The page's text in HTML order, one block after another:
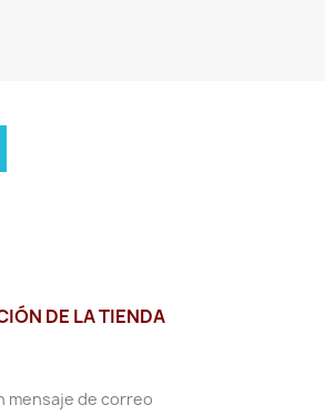
DE LA TIENDA
mensaje de correo